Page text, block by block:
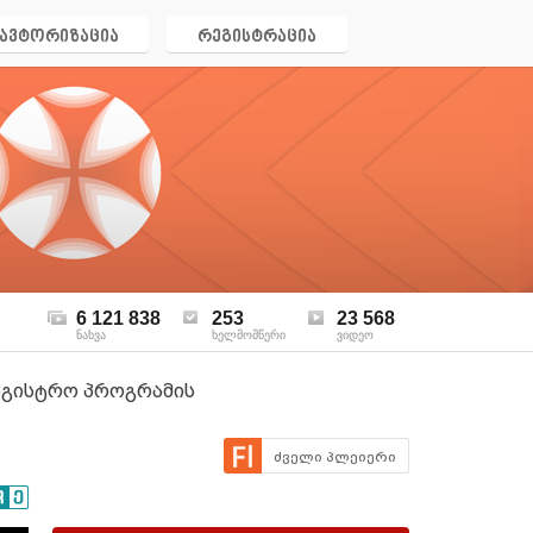
ავტორიზაცია რეგისტრაცია
6 121 838
ნახვა
253
ხელმომწერი
23 568
ვიდეო
პროგრამის
ძველი პლეიერი